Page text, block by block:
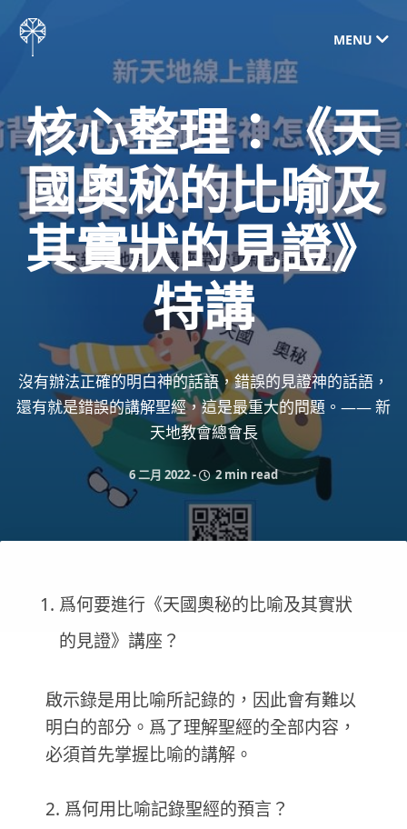
MENU
核心整理：《天
國奧秘的比喻及
其實狀的見證》
特講
沒有辦法正確的明白神的話語，錯誤的見證神的話語，
還有就是錯誤的講解聖經，這是最重大的問題。—— 新
天地教會總會長
6 二月 2022- 2 min read
爲何要進行《天國奧秘的比喻及其實狀
的見證》講座？
啟示錄是用比喻所記錄的，因此會有難以
明白的部分。爲了理解聖經的全部内容，
必須首先掌握比喻的講解。
2. 爲何用比喻記錄聖經的預言？